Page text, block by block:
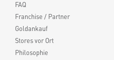
FAQ
Franchise / Partner
Goldankauf
Stores vor Ort
Philosophie